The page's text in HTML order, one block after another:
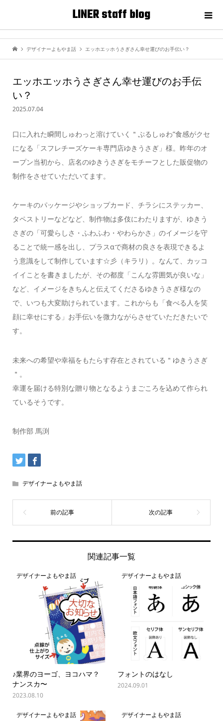
LINER staff blog
デザイナーよもやま話 エッホエッホうさぎさん幸せ運びのお手伝い？
エッホエッホうさぎさん幸せ運びのお手伝
い？
2025.07.04
口に入れた瞬間しゅわっと溶けていく＂ぷるしゅわ”食感がクセ
になる「スフレチーズケーキ専門店ゆきうさぎ」様。昨年のオ
ープン当初から、店名のゆきうさぎをモチーフとした販促物の
制作をさせていただいてます。
ケーキのパッケージやショップカード、チラシにステッカー、
タペストリーなどなど、制作物は多伎にわたりますが、ゆきう
さぎの「可愛らしさ・ふわふわ・やわらかさ」のイメージを守
ることで統一感を出し、プラスαで商材の良さを表現できるよ
う意識をして制作しています☆彡（キラリ）。なんて、カッコ
イイことを書きましたが、その都度「こんな雰囲気が良いな」
など、イメージをきちんと伝えてくださるゆきうさぎ様なの
で、いつも大変助けられています。これからも「食べる人を笑
顔に幸せにする」お手伝いを微力ながらさせていただきたいで
す。
未来への希望や幸福をもたらす存在とされている＂ゆきうさぎ
＂。
幸運を届ける特別な贈り物となるようまごころを込めて作られ
ているそうです。
制作部 馬渕
デザイナーよもやま話
関連記事一覧
デザイナーよもやま話
♪業界のヨーゴ、ヨコハマ？
ナンスカ〜
2023.08.10
デザイナーよもやま話
フォントのはなし
2024.09.01
デザイナーよもやま話 デザイナーよもやま話